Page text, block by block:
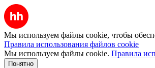
Мы используем файлы cookie, чтобы
Правила использования файлов cookie
Мы используем файлы cookie. Правила
Понятно